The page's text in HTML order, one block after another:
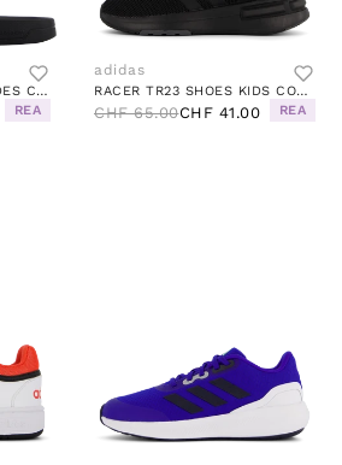
ADILETTE SHOWER SLIDES CORE BLACK / CLOUD WHITE / CORE BLACK
REA
adidas
RACER TR23 SHOES KIDS CORE BLACK / CORE BLACK / GREFIV
CHF 65.00CHF 41.00 REA